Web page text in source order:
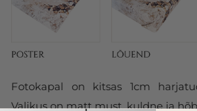
Fotokapal on kitsas 1cm
Valikus on matt must, kuldne ja